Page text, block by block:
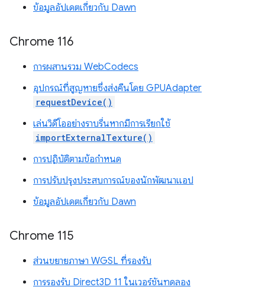
ข้อมูลอัปเดตเกี่ยวกับ Dawn
Chrome 116
การผสานรวม WebCodecs
อุปกรณ์ที่สูญหายซึ่งส่งคืนโดย GPUAdapter
requestDevice()
เล่นวิดีโออย่างราบรื่นหากมีการเรียกใช้
importExternalTexture()
การปฏิบัติตามข้อกำหนด
การปรับปรุงประสบการณ์ของนักพัฒนาแอป
ข้อมูลอัปเดตเกี่ยวกับ Dawn
Chrome 115
ส่วนขยายภาษา WGSL ที่รองรับ
การรองรับ Direct3D 11 ในเวอร์ชันทดลอง